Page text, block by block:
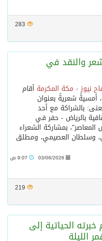
283
والنقد في
نيوز - مكة المكرمة أقام
أمسيةً شعريةً بعنوان
بالشراكة مع أحد
بالرياض - حفر في
بمشاركة الشعراء
وسلطان العصيمي، ومطلق
03/06/2026
219
الحياتية إلى
الليلة